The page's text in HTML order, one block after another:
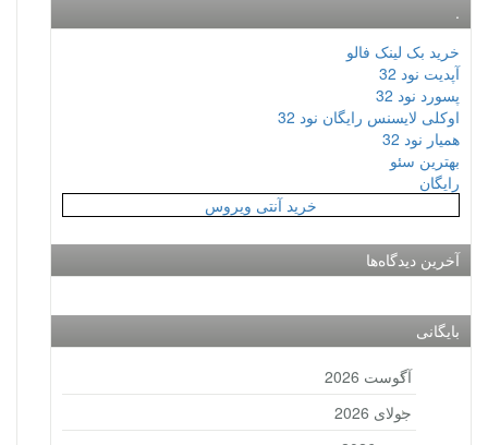
.
خرید بک لینک فالو
آپدیت نود 32
پسورد نود 32
اوکلی لایسنس رایگان نود 32
همیار نود 32
بهترین سئو
رایگان
خرید آنتی ویروس
آخرین دیدگاه‌ها
بایگانی
آگوست 2026
جولای 2026